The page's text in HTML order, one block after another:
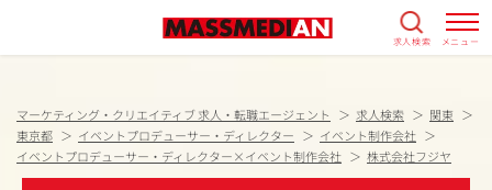
求人検索 メニュー
マーケティング・クリエイティブ 求人・転職エージェント 求人検索
関東
東京都
イベントプロデューサー・ディレクター
イベント制作会社
イベントプロデューサー・ディレクター×イベント制作会社
株式会社フジヤ